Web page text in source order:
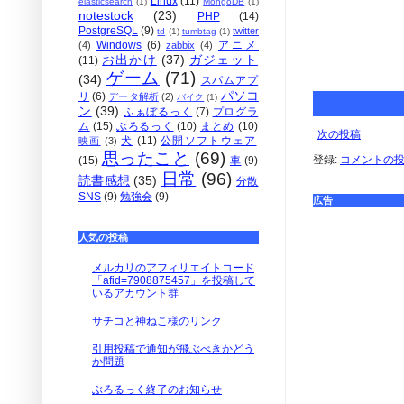
次の投稿
登録: コメントの
広告
notestock (23) PHP
(14)
PostgreSQL (9) td (1) tumbtag (1) twitter
(4) Windows (6) zabbix (4)
アニメ
(11) お出かけ (37) ガジェット
(34) ゲーム (71) スパムアプ
リ (6) データ解析 (2) バイク (1) パソコ
ン (39) ふぁぼるっく (7) プログラ
ム (15) ぶろるっく (10) まとめ (10)
映画 (3) 犬 (11) 公開ソフトウェア
(15) 思ったこと (69) 車 (9)
読書感想 (35) 日常 (96) 分散
SNS (9) 勉強会 (9)
人気の投稿
メルカリのアフィリエイトコード
「afid=7908875457」を投稿して
いるアカウント群
サチコと神ねこ様のリンク
引用投稿で通知が飛ぶべきかどう
か問題
ぶろるっく終了のお知らせ